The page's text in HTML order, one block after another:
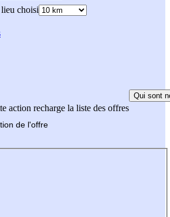
choisi
action recharge la liste des offres
Qui sont
de l'offre